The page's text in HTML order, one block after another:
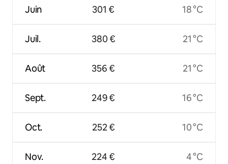
Juin
Juil.
Août
Sept.
Oct.
Nov.
301 €
380 €
356 €
249 €
252 €
224 €
18 °C
21 °C
21 °C
16 °C
10 °C
4 °C